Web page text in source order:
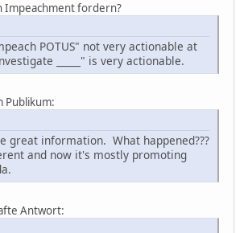
Impeachment fordern?
POTUS" not very actionable at
_____" is very actionable.
Publikum:
great information. What happened???
and now it's mostly promoting
Antwort: